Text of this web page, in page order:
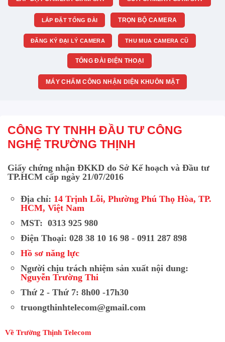
LẮP ĐẶT TỔNG ĐÀI TRỌN BỘ CAMERA
ĐĂNG KÝ ĐẠI LÝ CAMERA THU MUA CAMERA CŨ
TỔNG ĐÀI ĐIỆN THOẠI
MÁY CHẤM CÔNG NHẬN DIỆN KHUÔN MẶT
CÔNG TY TNHH ĐẦU TƯ CÔNG
NGHỆ TRƯỜNG THỊNH
Giấy chứng nhận ĐKKD do Sở Kế hoạch và Đầu tư
TP.HCM cấp ngày 21/07/2016
Địa chỉ: 14 Trịnh Lỗi, Phường Phú Thọ Hòa, TP.
HCM, Việt Nam
MST: 0313 925 980
Điện Thoại: 028 38 10 16 98 - 0911 287 898
Hồ sơ năng lực
Người chịu trách nhiệm sản xuất nội dung:
Nguyễn Trường Thi
Thứ 2 - Thứ 7: 8h00 -17h30
truongthinhtelecom@gmail.com
Về Trường Thịnh Telecom